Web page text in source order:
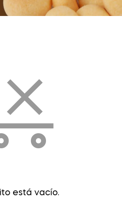
está vacío.